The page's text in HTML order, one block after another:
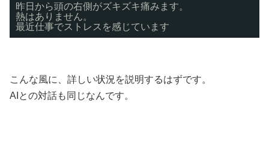
昨日から頭の右側がズキズキ痛みます。
熱はありません。
最近仕事でストレスを感じています
こんな風に、詳しい状況を説明するはずです。
AIとの対話も同じなんです。